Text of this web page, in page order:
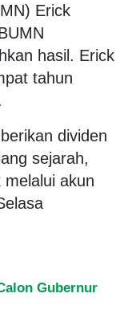
Erick
hasil. Erick
tahun
dividen
sejarah,
akun
Gubernur